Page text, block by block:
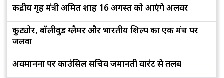
केंद्रीय गृह मंत्री अमित शाह 16 अगस्त को आएंगे अलवर
कुट्योर, बॉलीवुड ग्लैमर और भारतीय शिल्प का एक मंच पर
जलवा
अवमानना पर काउंसिल सचिव जमानती वारंट से तलब